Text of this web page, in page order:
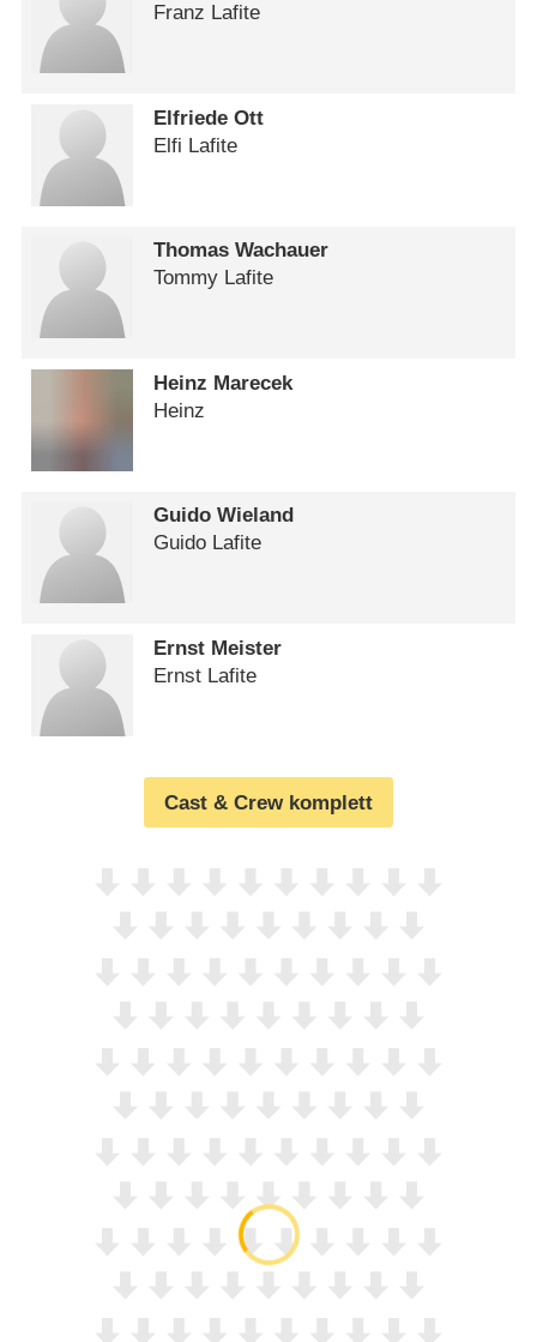
Franz Lafite
Elfriede Ott
Elfi Lafite
Thomas Wachauer
Tommy Lafite
Heinz Marecek
Heinz
Guido Wieland
Guido Lafite
Ernst Meister
Ernst Lafite
Cast & Crew komplett